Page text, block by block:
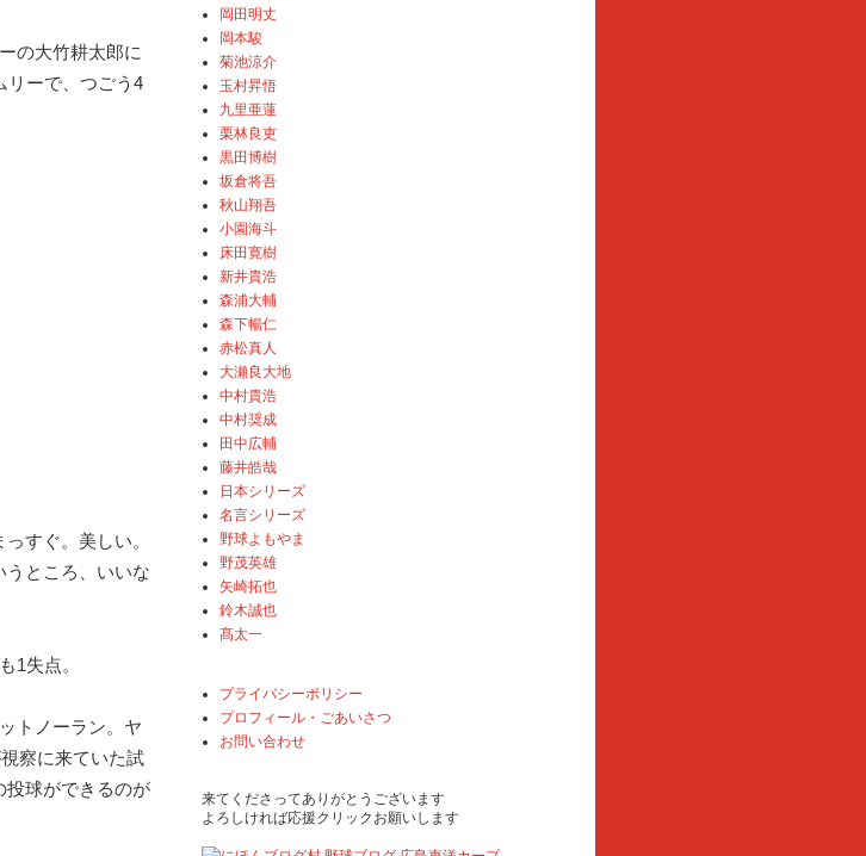
の大竹耕太郎に
リーで、つごう4
すぐ。美しい。
うところ、いいな
1失点。
トノーラン。ヤ
察に来ていた試
投球ができるのが
岡田明丈
岡本駿
菊池涼介
玉村昇悟
九里亜蓮
栗林良吏
黒田博樹
坂倉将吾
秋山翔吾
小園海斗
床田寛樹
新井貴浩
森浦大輔
森下暢仁
赤松真人
大瀬良大地
中村貴浩
中村奨成
田中広輔
藤井皓哉
日本シリーズ
名言シリーズ
野球よもやま
野茂英雄
矢崎拓也
鈴木誠也
髙太一
プライバシーポリシー
プロフィール・ごあいさつ
お問い合わせ
来てくださってありがとうございます
よろしければ応援クリックお願いします